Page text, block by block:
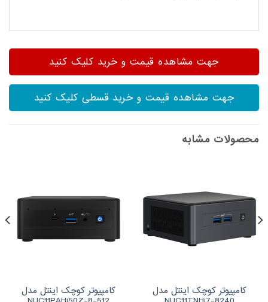
جهت مشاهده قیمت و خرید کلیک کنید
جهت مشاهده قیمت و خرید قسطی کلیک کنید
محصولات مشابه
کامپیوتر کوچک اینتل مدل کامپیوتر کوچک اینتل مدل